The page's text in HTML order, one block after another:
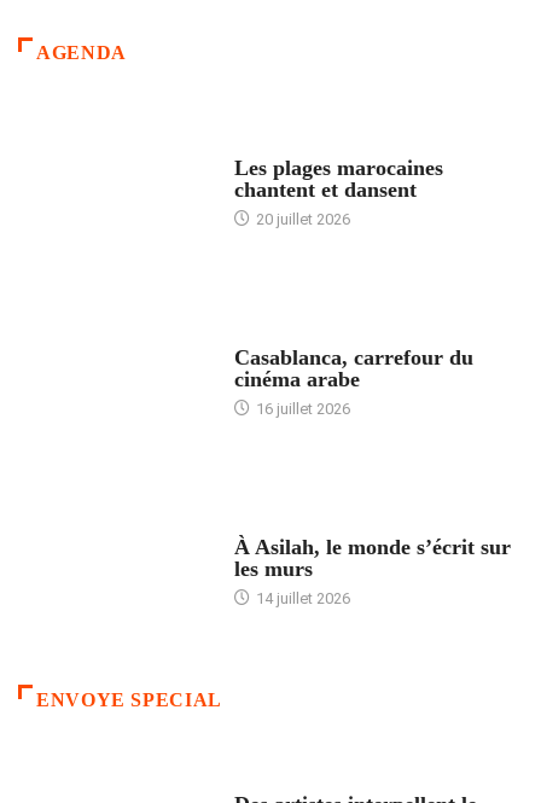
AGENDA
Les plages marocaines
chantent et dansent
20 juillet 2026
Casablanca, carrefour du
cinéma arabe
16 juillet 2026
À Asilah, le monde s’écrit sur
les murs
14 juillet 2026
ENVOYE SPECIAL